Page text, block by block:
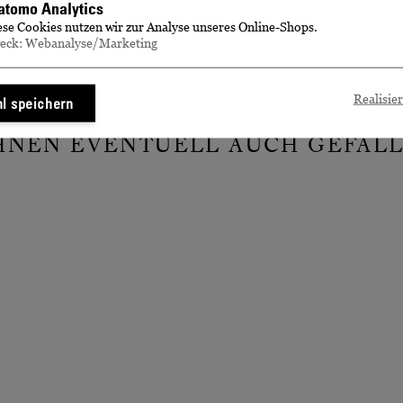
Analytics
Cookies nutzen wir zur Analyse unseres Online-Shops.
Webanalyse/Marketing
speichern
telefonisch
EVENTUELL AUCH